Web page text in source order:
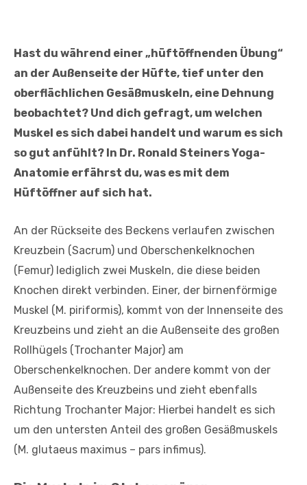
Hast du während einer „hüftöffnenden Übung“
an der Außenseite der Hüfte, tief unter den
oberflächlichen Gesäßmuskeln, eine Dehnung
beobachtet? Und dich gefragt, um welchen
Muskel es sich dabei handelt und warum es sich
so gut anfühlt? In Dr. Ronald Steiners Yoga-
Anatomie erfährst du, was es mit dem
Hüftöffner auf sich hat.
An der Rückseite des Beckens verlaufen zwischen
Kreuzbein (Sacrum) und Oberschenkelknochen
(Femur) lediglich zwei Muskeln, die diese beiden
Knochen direkt verbinden. Einer, der birnenförmige
Muskel (M. piriformis), kommt von der Innenseite des
Kreuzbeins und zieht an die Außenseite des großen
Rollhügels (Trochanter Major) am
Oberschenkelknochen. Der andere kommt von der
Außenseite des Kreuzbeins und zieht ebenfalls
Richtung Trochanter Major: Hierbei handelt es sich
um den untersten Anteil des großen Gesäßmuskels
(M. glutaeus maximus – pars infimus).